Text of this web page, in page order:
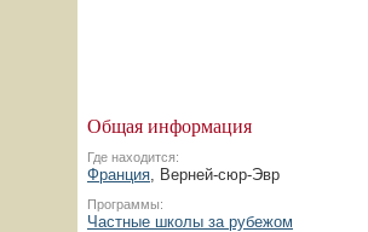
Общая информация
Где находится:
Франция, Верней-сюр-Эвр
Программы:
Частные школы за рубежом